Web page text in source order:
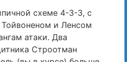
схеме 4-3-3, с
и Ленсом
атаки. Два
Строотман